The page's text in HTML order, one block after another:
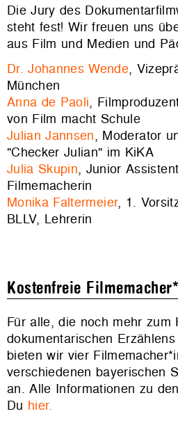
Die Jury des
steht fest! Wir freuen uns
aus Film und Medien und
Dr. Johannes Wende,
München
Anna de Paoli,
von Film macht Schule
Julian Jannsen, Moderator
"Checker Julian" im KiKA
Julia Skupin, Junior
Filmemacherin
Monika Faltermeier, 1.
BLLV, Lehrerin
Kostenfreie
Für alle, die noch mehr zum
dokumentarischen
bieten wir vier
verschiedenen bayerischen
an. Alle Informationen zu
Du hier.